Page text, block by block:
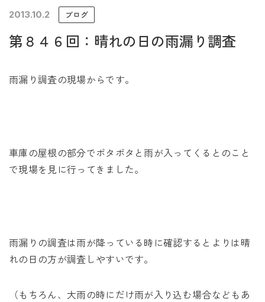
イチケンの家づくり
モデルハウス
Tel. 0257-27-2157
2013.10.2 ブログ
第８４６回：晴れの日の雨漏り調査
雨漏り調査の現場からです。
車庫の屋根の部分でポタポタと雨が入ってくるとのこと
で現場を見に行ってきました。
雨漏りの調査は雨が降っている時に確認するとよりは晴
れの日の方が調査しやすいです。
（もちろん、大雨の時にだけ雨が入り込む場合などもあ